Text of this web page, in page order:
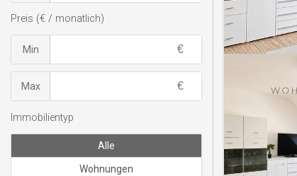
Preis (€ / monatlich)
Min
Max
Immobilientyp
Alle
Wohnungen